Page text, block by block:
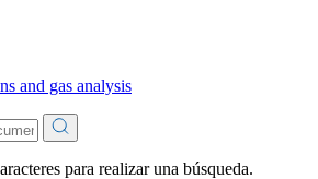
and gas analysis
para realizar una búsqueda.